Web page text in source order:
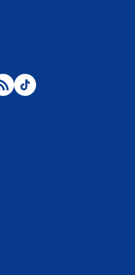
hasta infecciones: